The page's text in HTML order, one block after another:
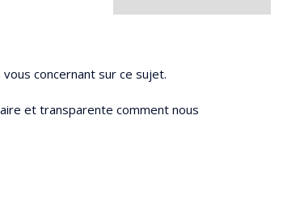
concernant sur ce sujet.
et transparente comment nous